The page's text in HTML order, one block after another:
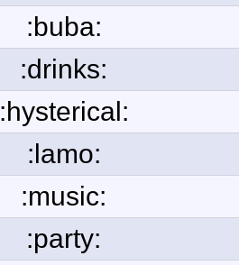
:buba:
:drinks:
:hysterical:
:lamo:
:music:
:party: